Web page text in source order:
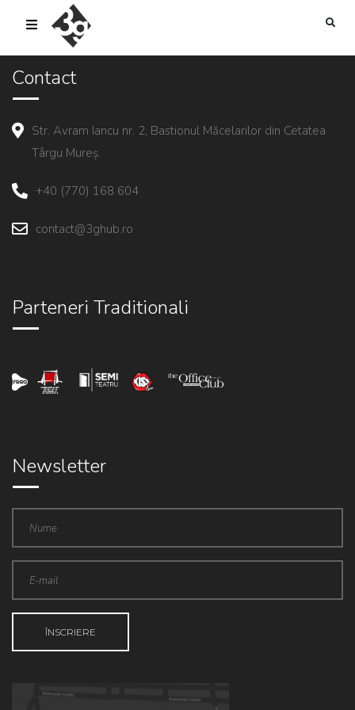
sold-out-button {{acf:sold_out}}
Contact
Str. Avram Iancu nr. 2, Bastionul Măcelarilor din Cetatea
Târgu Mureș.
+40 (770) 168 604
contact@3ghub.ro
Parteneri Traditionali
Newsletter